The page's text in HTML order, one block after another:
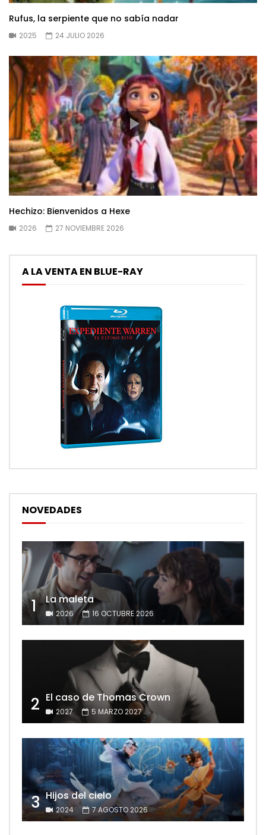
Rufus, la serpiente que no sabía nadar
2025 24 JULIO 2026
Hechizo: Bienvenidos a Hexe
2026 27 NOVIEMBRE 2026
A LA VENTA EN BLUE-RAY
NOVEDADES
1 La maleta
2026 16 OCTUBRE 2026
2 El caso de Thomas Crown
2027 5 MARZO 2027
3 Hijos del cielo
2024 7 AGOSTO 2026